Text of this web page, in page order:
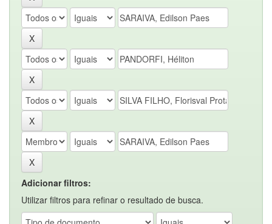
Adicionar filtros:
Utilizar filtros para refinar o resultado de busca.